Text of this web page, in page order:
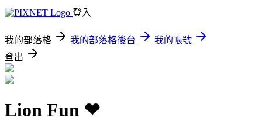
登入
我的部落格 我的部落格後台
我的帳號
登出
Lion Fun ❤